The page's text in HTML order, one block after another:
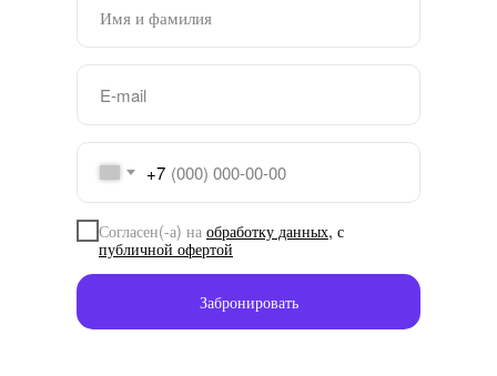
+7
Согласен(-а) на обработку данных, с
публичной офертой
Забронировать